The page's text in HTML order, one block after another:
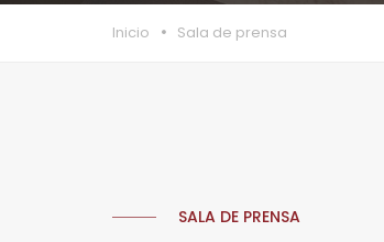
Inicio Sala de prensa
SALA DE PRENSA